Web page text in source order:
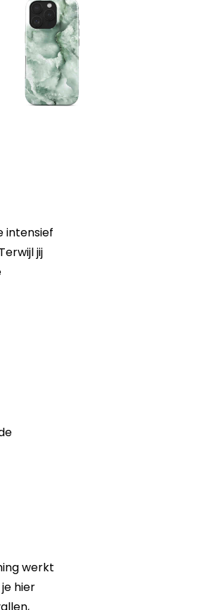
intensief
jij
werkt
hier